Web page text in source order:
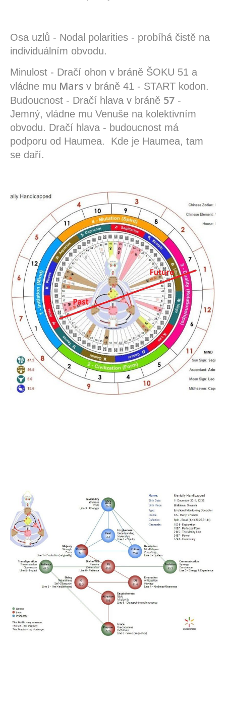
Osa uzlů - Nodal polarities - probíhá čistě na
individuálním obvodu.
Minulost - Dračí ohon v bráně ŠOKU 51 a
vládne mu Mars v bráně 41 - START kodon.
Budoucnost - Dračí hlava v bráně 57 -
Jemný, vládne mu Venuše na kolektivním
obvodu. Dračí hlava - budoucnost má
podporu od Haumea. Kde je Haumea, tam
se daří.